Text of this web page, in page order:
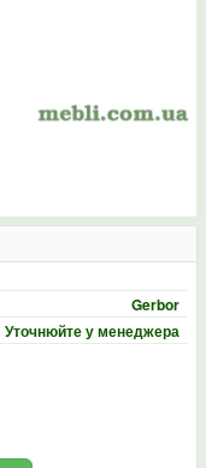
Gerbor
Уточнюйте у менеджера